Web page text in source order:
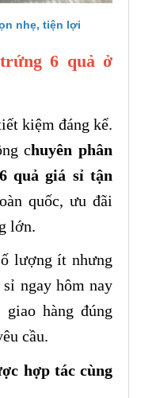
nhẹ, tiện lợi
6 quả ở
kiệm đáng kể.
chuyên phân
quả giá sỉ tận
quốc, ưu đãi
lớn.
lượng ít nhưng
ngay hôm nay
hàng đúng
cầu.
hợp tác cùng